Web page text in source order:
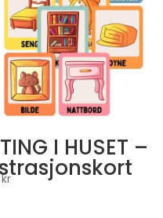
I HUSET –
kr